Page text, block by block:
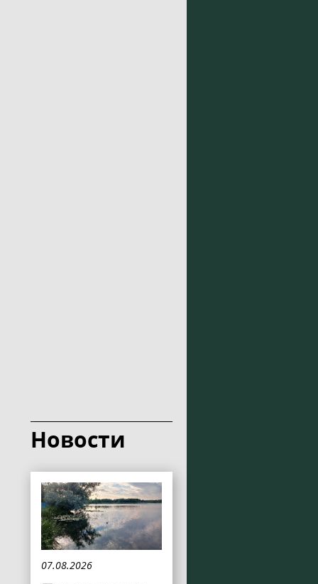
Новости
07.08.2026